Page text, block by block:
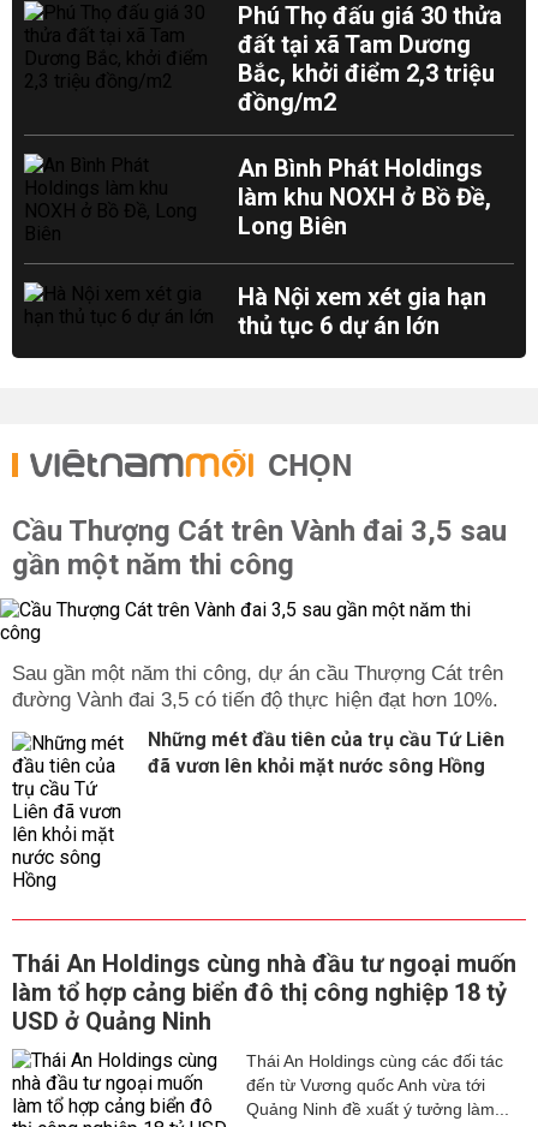
Phú Thọ đấu giá 30 thửa
đất tại xã Tam Dương
Bắc, khởi điểm 2,3 triệu
đồng/m2
An Bình Phát Holdings
làm khu NOXH ở Bồ Đề,
Long Biên
Hà Nội xem xét gia hạn
thủ tục 6 dự án lớn
CHỌN
Cầu Thượng Cát trên Vành đai 3,5 sau
gần một năm thi công
Sau gần một năm thi công, dự án cầu Thượng Cát trên
đường Vành đai 3,5 có tiến độ thực hiện đạt hơn 10%.
Những mét đầu tiên của trụ cầu Tứ Liên
đã vươn lên khỏi mặt nước sông Hồng
Thái An Holdings cùng nhà đầu tư ngoại muốn
làm tổ hợp cảng biển đô thị công nghiệp 18 tỷ
USD ở Quảng Ninh
Thái An Holdings cùng các đối tác
đến từ Vương quốc Anh vừa tới
Quảng Ninh đề xuất ý tưởng làm...